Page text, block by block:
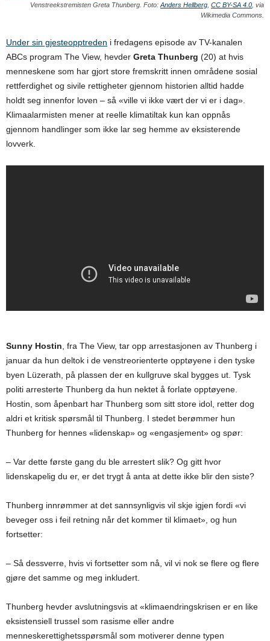
Venstreekstremisten Greta Thunberg. Foto: Anders Hellberg CC BY-SA 4.0 , via
Wikimedia Commons.
Under sin gjesteopptreden i fredagens episode av TV-kanalen
ABCs program The View, hevder Greta Thunberg (20) at hvis
menneskene som har gjort store fremskritt innen områdene sosial
rettferdighet og sivile rettigheter gjennom historien alltid hadde
holdt seg innenfor loven – så «ville vi ikke vært der vi er i dag».
Klimaalarmisten mener at reelle klimatiltak kun kan oppnås
gjennom handlinger som ikke lar seg hemme av eksisterende
lovverk.
Sunny Hostin , fra The View, tar opp arrestasjonen av Thunberg i
januar da hun deltok i de venstreorienterte opptøyene i den tyske
byen Lüzerath, på plassen der en kullgruve skal bygges ut. Tysk
politi arresterte Thunberg da hun nektet å forlate opptøyene.
Hostin, som åpenbart har Thunberg som sitt store idol, retter dog
aldri et kritisk spørsmål til Thunberg. I stedet berømmer hun
Thunberg for hennes «lidenskap» og «engasjement» og spør:
– Var dette første gang du ble arrestert slik? Og gitt hvor
lidenskapelig du er, er det trygt å anta at dette ikke blir den siste?
Thunberg innrømmer at det sannsynligvis vil skje igjen fordi «vi
beveger oss i feil retning når det kommer til klimaet», og hun
fortsetter:
– Så dessverre, hvis vi fortsetter som nå, vil vi nok se flere og flere
gjøre det samme og meg inkludert.
Thunberg hevder avslutningsvis at «klimaendringskrisen er en like
eksistensiell trussel som rasisme eller andre
menneskerettighetsspørsmål som motiverer denne typen